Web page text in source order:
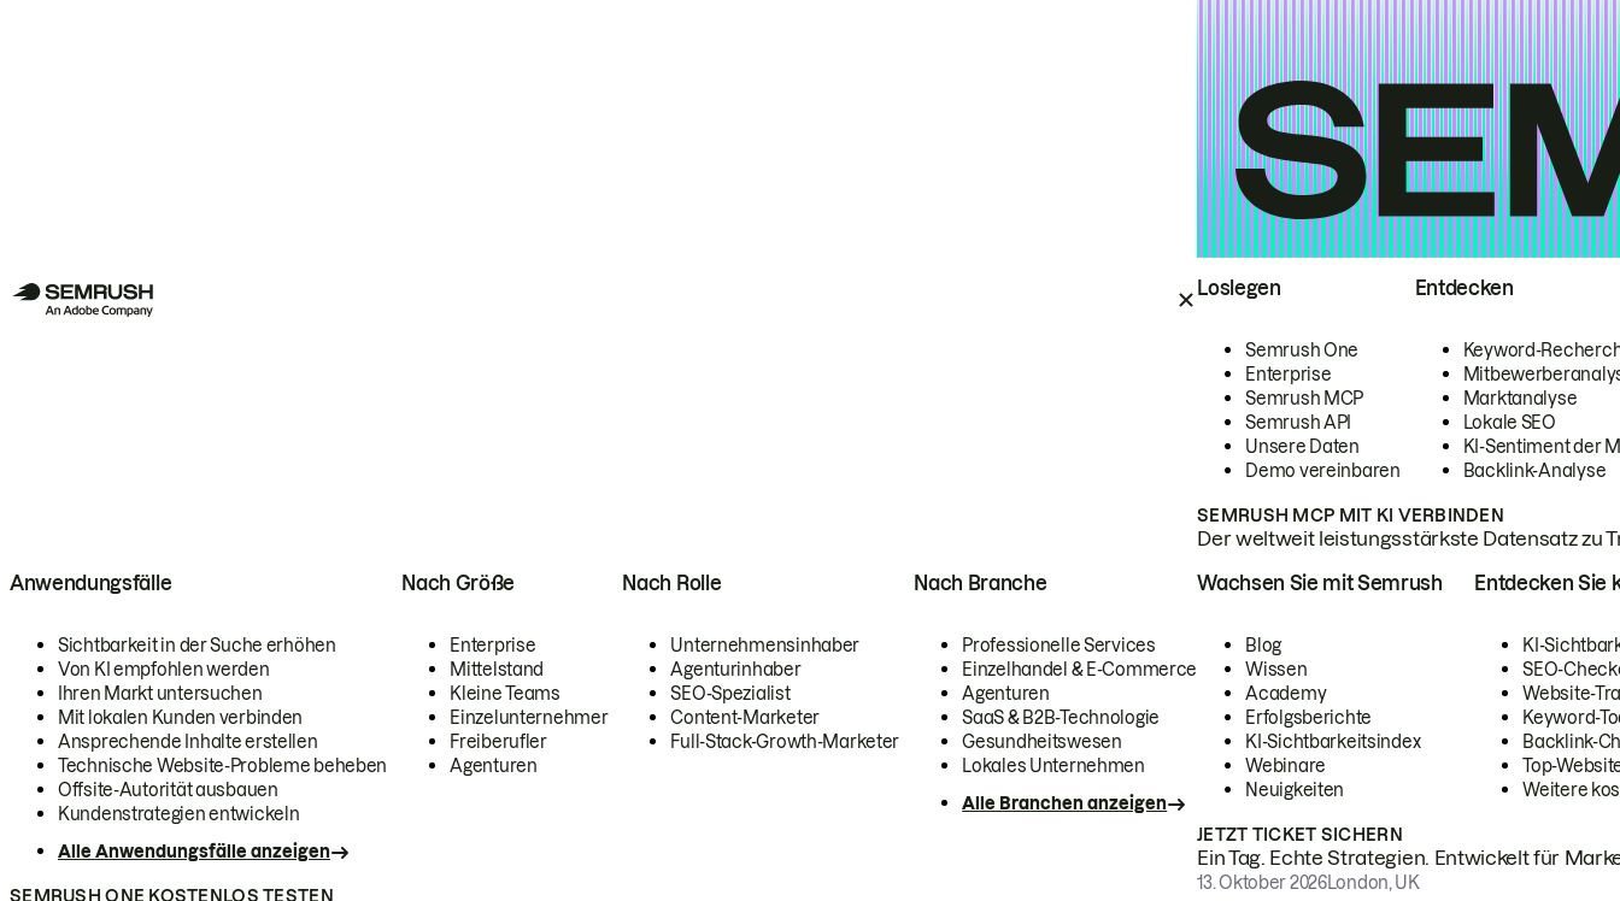
Loslegen
Semrush One
Enterprise
Semrush MCP
Semrush API
Unsere Daten
Demo vereinbaren
Entdecken
Keyword-
Marktanalyse
Lokale SEO
KI-Sentiment der
Backlink-Analyse
SEMRUSH MCP MIT KI VERBINDEN
Der weltweit leistungsstärkste Datensatz zu
Anwendungsfälle
Sichtbarkeit in der Suche erhöhen
Von KI empfohlen werden
Ihren Markt untersuchen
Mit lokalen Kunden verbinden
Ansprechende Inhalte erstellen
Technische Website-Probleme beheben
Offsite-Autorität ausbauen
Kundenstrategien entwickeln
Alle Anwendungsfälle anzeigen
Nach Größe
Enterprise
Mittelstand
Kleine Teams
Einzelunternehmer
Freiberufler
Agenturen
Nach Rolle
Unternehmensinhaber
Agenturinhaber
SEO-Spezialist
Content-Marketer
Full-Stack-Growth-Marketer
Nach Branche
Professionelle Services
Einzelhandel & E-Commerce
Agenturen
SaaS & B2B-Technologie
Gesundheitswesen
Lokales Unternehmen
Alle Branchen anzeigen
SEMRUSH ONE KOSTENLOS TESTEN
Wachsen Sie mit Semrush
Blog
Wissen
Academy
Erfolgsberichte
KI-Sichtbarkeitsindex
Webinare
Neuigkeiten
Entdecken Sie
KI-
SEO-
Website-
Keyword-
Backlink-
Top-
Weitere
JETZT TICKET SICHERN
Ein Tag. Echte Strategien. Entwickelt für
13. Oktober 2026London, UK